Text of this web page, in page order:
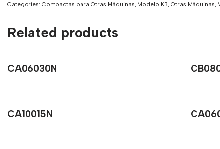
Categories: Compactas para Otras Máquinas, Modelo KB, Otras Máquinas,
Related products
CA06030N
CA10015N